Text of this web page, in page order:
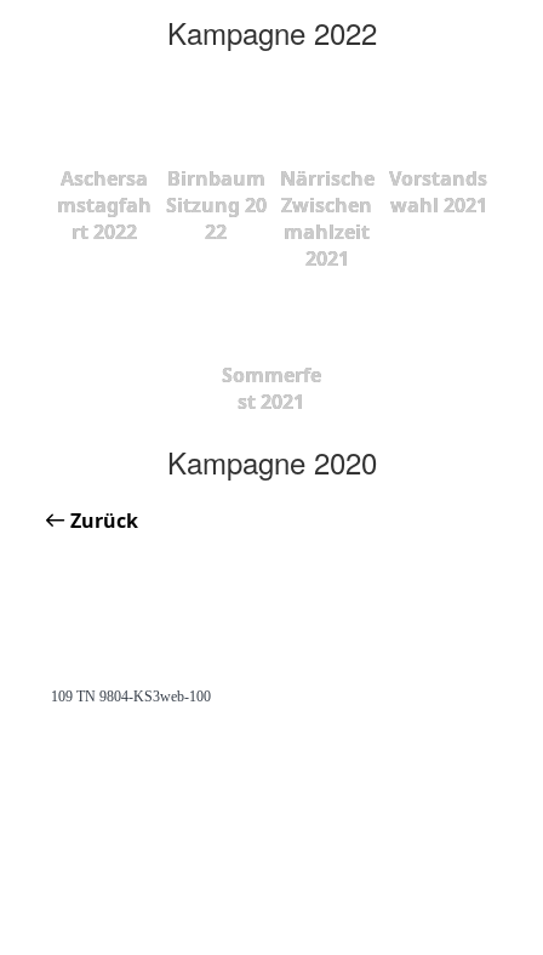
Kampagne 2022
Aschersa
mstagfah
rt 2022
Birnbaum
Sitzung 20
22
Närrische
Zwischen
mahlzeit
2021
Vorstands
wahl 2021
Sommerfe
st 2021
Kampagne 2020
Zurück
109 TN 9804-KS3web-100